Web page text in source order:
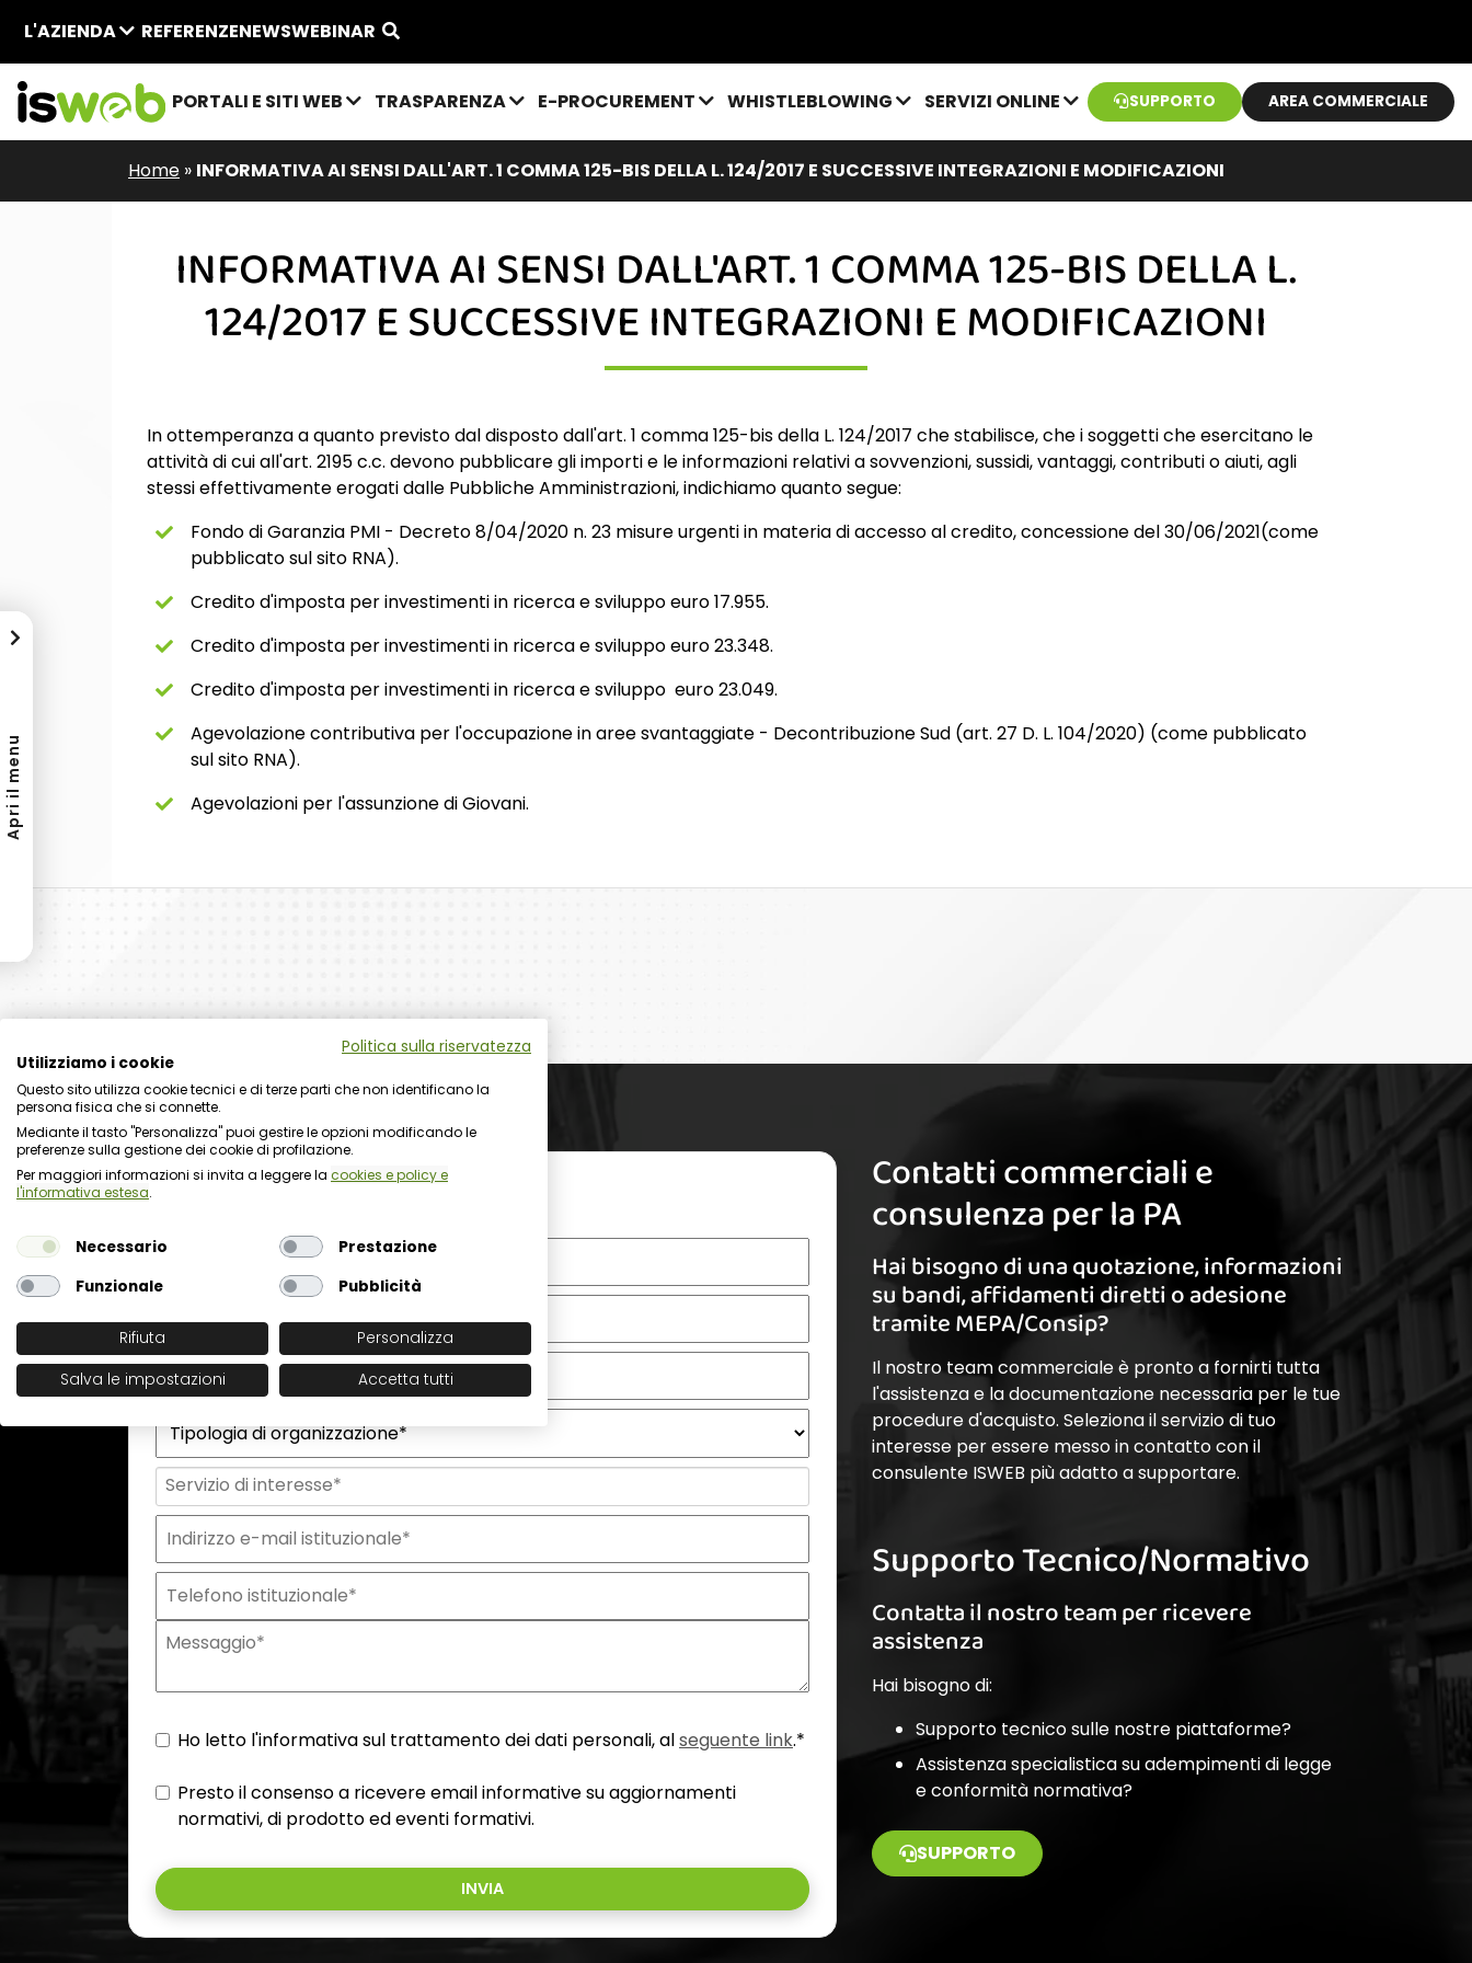
L'AZIENDA REFERENZENEWSWEBINAR
PORTALI E SITI WEB TRASPARENZA E-PROCUREMENT WHISTLEBLOWING SERVIZI ONLINE SUPPORTO AREA COMMERCIALE
Home » INFORMATIVA AI SENSI DALL'ART. 1 COMMA 125-BIS DELLA L. 124/2017 E SUCCESSIVE INTEGRAZIONI E MODIFICAZIONI
INFORMATIVA AI SENSI DALL'ART. 1 COMMA 125-BIS DELLA L.
124/2017 E SUCCESSIVE INTEGRAZIONI E MODIFICAZIONI
In ottemperanza a quanto previsto dal disposto dall'art. 1 comma 125-bis della L. 124/2017 che stabilisce, che i soggetti che esercitano le
attività di cui all'art. 2195 c.c. devono pubblicare gli importi e le informazioni relativi a sovvenzioni, sussidi, vantaggi, contributi o aiuti, agli
stessi effettivamente erogati dalle Pubbliche Amministrazioni, indichiamo quanto segue:
Fondo di Garanzia PMI - Decreto 8/04/2020 n. 23 misure urgenti in materia di accesso al credito, concessione del 30/06/2021(come
pubblicato sul sito RNA).
Credito d'imposta per investimenti in ricerca e sviluppo euro 17.955.
Credito d'imposta per investimenti in ricerca e sviluppo euro 23.348.
Credito d'imposta per investimenti in ricerca e sviluppo euro 23.049.
Agevolazione contributiva per l'occupazione in aree svantaggiate - Decontribuzione Sud (art. 27 D. L. 104/2020) (come pubblicato
sul sito RNA).
Agevolazioni per l'assunzione di Giovani.
Richiesta commerciale
Nome organizzazione
Nome referente
Cognome referente
Tipologia di organizzazione
Prodotto di interesse
Indirizzo email istituzionale*
Telefono istituzionale
Ho letto l'informativa sul trattamento dei dati personali, alseguente link.*
Presto il consenso a ricevere email informative su aggiornamenti
normativi, di prodotto ed eventi formativi.
INVIA
Contatti commerciali e
consulenza per la PA
Hai bisogno di una quotazione, informazioni
su bandi, affidamenti diretti o adesione
tramite MEPA/Consip?
Il nostro team commerciale è pronto a fornirti tutta
l'assistenza e la documentazione necessaria per le tue
procedure d'acquisto. Seleziona il servizio di tuo
interesse per essere messo in contatto con il
consulente ISWEB più adatto a supportare.
Supporto Tecnico/Normativo
Contatta il nostro team per ricevere
assistenza
Hai bisogno di:
Supporto tecnico sulle nostre piattaforme?
Assistenza specialistica su adempimenti di legge
e conformità normativa?
SUPPORTO
Apri il menu
Politica sulla riservatezza
Utilizziamo i cookie
Questo sito utilizza cookie tecnici e di terze parti che non identificano la
persona fisica che si connette.
Mediante il tasto "Personalizza" puoi gestire le opzioni modificando le
preferenze sulla gestione dei cookie di profilazione.
Per maggiori informazioni si invita a leggere la cookies e policy e
l'informativa estesa.
Necessario
Prestazione
Funzionale
Pubblicità
Rifiuta
Personalizza
Salva le impostazioni
Accetta tutti